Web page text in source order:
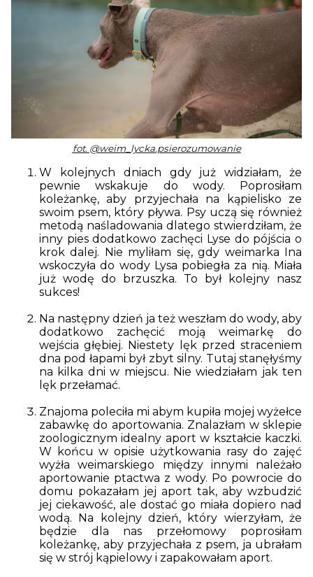
fot. @weim_lycka.psierozumowanie
W kolejnych dniach gdy już widziałam, że
pewnie wskakuje do wody. Poprosiłam
koleżankę, aby przyjechała na kąpielisko ze
swoim psem, który pływa. Psy uczą się również
metodą naśladowania dlatego stwierdziłam, że
inny pies dodatkowo zachęci Lyse do pójścia o
krok dalej. Nie myliłam się, gdy weimarka Ina
wskoczyła do wody Lysa pobiegła za nią. Miała
już wodę do brzuszka. To był kolejny nasz
sukces!
Na następny dzień ja też weszłam do wody, aby
dodatkowo zachęcić moją weimarkę do
wejścia głębiej. Niestety lęk przed straceniem
dna pod łapami był zbyt silny. Tutaj stanęłyśmy
na kilka dni w miejscu. Nie wiedziałam jak ten
lęk przełamać.
Znajoma poleciła mi abym kupiła mojej wyżełce
zabawkę do aportowania. Znalazłam w sklepie
zoologicznym idealny aport w kształcie kaczki.
W końcu w opisie użytkowania rasy do zajęć
wyżła weimarskiego między innymi należało
aportowanie ptactwa z wody. Po powrocie do
domu pokazałam jej aport tak, aby wzbudzić
jej ciekawość, ale dostać go miała dopiero nad
wodą. Na kolejny dzień, który wierzyłam, że
będzie dla nas przełomowy poprosiłam
koleżankę, aby przyjechała z psem, ja ubrałam
się w strój kąpielowy i zapakowałam aport.